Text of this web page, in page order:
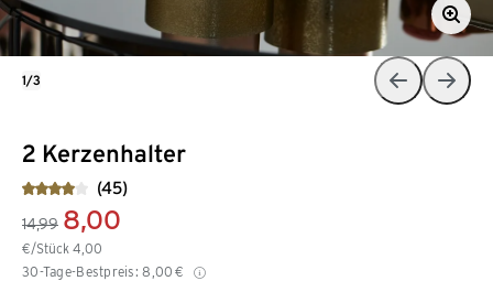
2 Kerzenhalter
(45)
14,99 8,00
€/Stück 4,00
30-Tage-Bestpreis: 8,00 €
1/3